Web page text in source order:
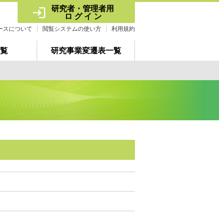
研究事業変遷表一覧
スについて 閲覧システムの使い方 利用規約
研究者・管理者用
ロ グ イ ン